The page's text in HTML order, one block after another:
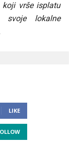
vrše isplatu
svoje lokalne
LIKE